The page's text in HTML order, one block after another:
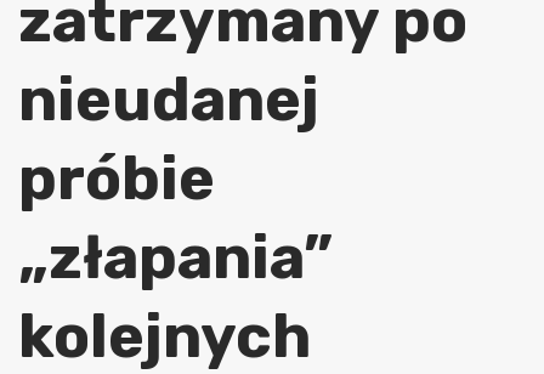
zatrzymany po
nieudanej
próbie
„złapania”
kolejnych